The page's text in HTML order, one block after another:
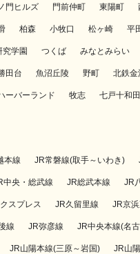
門ヒルズ 門前仲町 東陽町
柏森 小牧口 松ヶ崎 平
究学園 つくば みなとみらい
田台 魚沼丘陵 野町 北鉄金
ーバーランド 牧志 七戸十和田
本線 JR常磐線(取手～いわき)
中央・総武線 JR総武本線 JR
スプレス JR久留里線 JR京
線 JR弥彦線 JR中央本線(名
JR山陽本線(三原～岩国) JR山